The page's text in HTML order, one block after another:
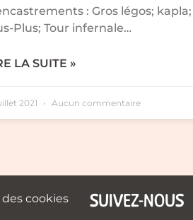
: Gros légos; kapla;
Plus; Tour infernale…
LA SUITE »
2021 Aucun commentaire
cookies SUIVEZ-NOUS